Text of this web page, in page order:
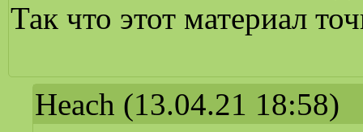
Так что этот материал
Heach (13.04.21 18:58)